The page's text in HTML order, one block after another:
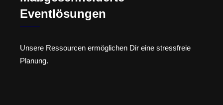
Eventlösungen
Unsere Ressourcen ermöglichen Dir eine stressfreie
Planung.